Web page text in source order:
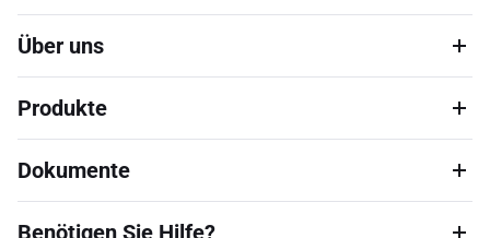
Über uns
Produkte
Dokumente
Benötigen Sie Hilfe?